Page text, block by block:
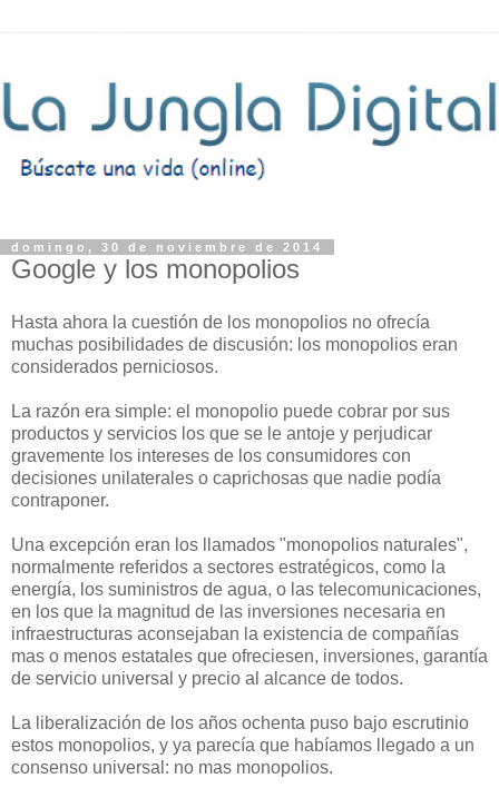
domingo, 30 de noviembre de 2014
Google y los monopolios
Hasta ahora la cuestión de los monopolios no ofrecía
muchas posibilidades de discusión: los monopolios eran
considerados perniciosos.
La razón era simple: el monopolio puede cobrar por sus
productos y servicios los que se le antoje y perjudicar
gravemente los intereses de los consumidores con
decisiones unilaterales o caprichosas que nadie podía
contraponer.
Una excepción eran los llamados "monopolios naturales",
normalmente referidos a sectores estratégicos, como la
energía, los suministros de agua, o las telecomunicaciones,
en los que la magnitud de las inversiones necesaria en
infraestructuras aconsejaban la existencia de compañías
mas o menos estatales que ofreciesen, inversiones, garantía
de servicio universal y precio al alcance de todos.
La liberalización de los años ochenta puso bajo escrutinio
estos monopolios, y ya parecía que habíamos llegado a un
consenso universal: no mas monopolios.